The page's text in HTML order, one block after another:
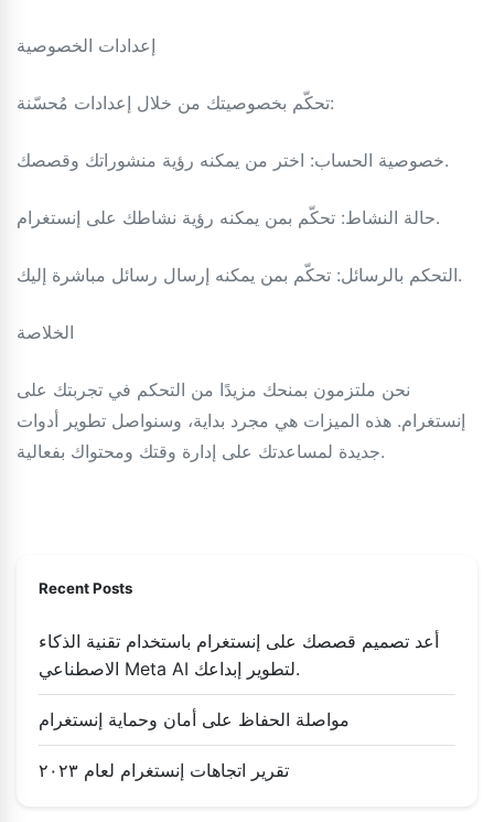
إعدادات الخصوصية
تحكّم بخصوصيتك من خلال إعدادات مُحسّنة:
خصوصية الحساب: اختر من يمكنه رؤية منشوراتك وقصصك.
حالة النشاط: تحكّم بمن يمكنه رؤية نشاطك على إنستغرام.
التحكم بالرسائل: تحكّم بمن يمكنه إرسال رسائل مباشرة إليك.
الخلاصة
نحن ملتزمون بمنحك مزيدًا من التحكم في تجربتك على
إنستغرام. هذه الميزات هي مجرد بداية، وسنواصل تطوير أدوات
جديدة لمساعدتك على إدارة وقتك ومحتواك بفعالية.
Recent Posts
أعد تصميم قصصك على إنستغرام باستخدام تقنية الذكاء
الاصطناعي Meta AI لتطوير إبداعك.
مواصلة الحفاظ على أمان وحماية إنستغرام
تقرير اتجاهات إنستغرام لعام ٢٠٢٣